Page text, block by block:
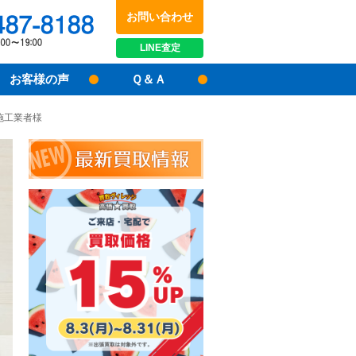
LINE査定
048-487-8188受付時間：10:00～17:00
お問い合わせ
お客様の声 Ｑ＆Ａ
工業者様